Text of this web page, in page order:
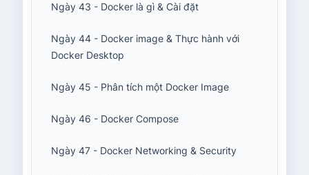
Ngày 43 - Docker là gì & Cài đặt
Ngày 44 - Docker image & Thực hành với
Docker Desktop
Ngày 45 - Phân tích một Docker Image
Ngày 46 - Docker Compose
Ngày 47 - Docker Networking & Security